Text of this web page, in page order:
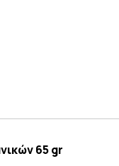
65 gr